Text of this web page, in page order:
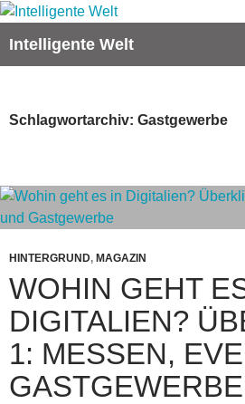
Zum
springen
Intelligente Welt
Schlagwortarchiv: Gastgewerbe
HINTERGRUND, MAGAZIN
WOHIN GEHT
DIGITALIEN?
1: MESSEN,
GASTGEWERBE